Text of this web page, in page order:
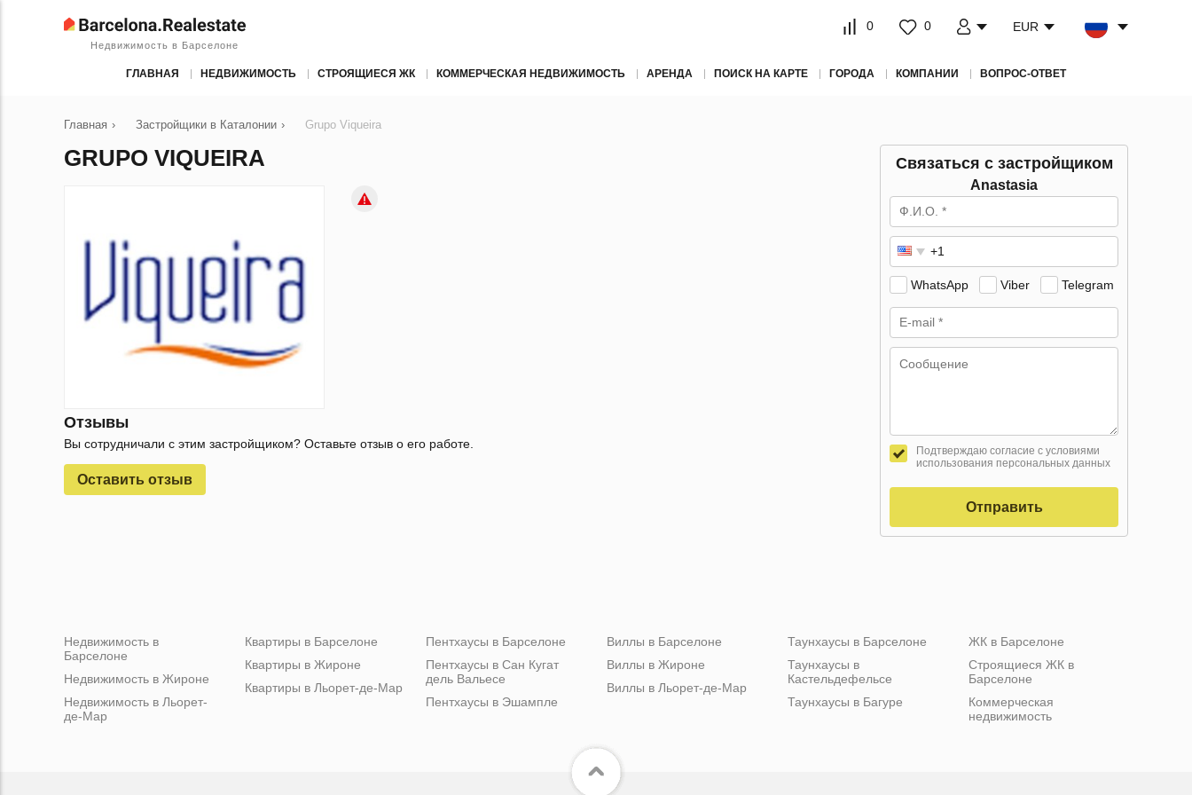
Недвижимость в Барселоне
0 0 EUR
ГЛАВНАЯ НЕДВИЖИМОСТЬ СТРОЯЩИЕСЯ ЖК КОММЕРЧЕСКАЯ НЕДВИЖИМОСТЬ АРЕНДА ПОИСК НА КАРТЕ ГОРОДА КОМПАНИИ ВОПРОС-ОТВЕТ
Главная › Застройщики в Каталонии › Grupo Viqueira
GRUPO VIQUEIRA
Отзывы
Вы сотрудничали с этим застройщиком? Оставьте отзыв о его работе.
Оставить отзыв
Связаться с застройщиком
Anastasia
WhatsApp Viber Telegram
Подтверждаю согласие с условиями
использования персональных данных
Отправить
Недвижимость в
Барселоне
Недвижимость в Жироне
Недвижимость в Льорет-
де-Мар
Квартиры в Барселоне
Квартиры в Жироне
Квартиры в Льорет-де-Мар
Пентхаусы в Барселоне
Пентхаусы в Сан Кугат
дель Вальесе
Пентхаусы в Эшампле
Виллы в Барселоне
Виллы в Жироне
Виллы в Льорет-де-Мар
Таунхаусы в Барселоне
Таунхаусы в
Кастельдефельсе
Таунхаусы в Багуре
ЖК в Барселоне
Строящиеся ЖК в
Барселоне
Коммерческая
недвижимость